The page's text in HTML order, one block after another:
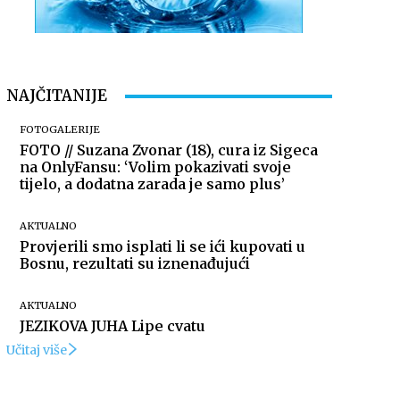
NAJČITANIJE
FOTOGALERIJE
FOTO // Suzana Zvonar (18), cura iz Sigeca
na OnlyFansu: ‘Volim pokazivati svoje
tijelo, a dodatna zarada je samo plus’
AKTUALNO
Provjerili smo isplati li se ići kupovati u
Bosnu, rezultati su iznenađujući
AKTUALNO
JEZIKOVA JUHA Lipe cvatu
Učitaj više